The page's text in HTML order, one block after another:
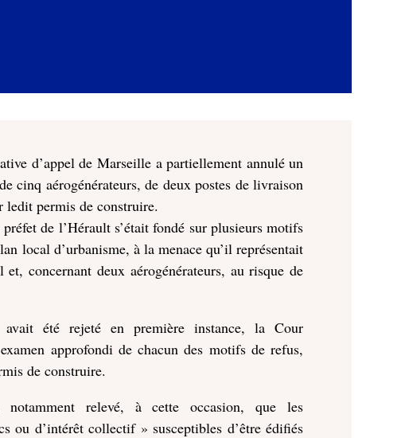
d’appel de Marseille a partiellement annulé un
cinq aérogénérateurs, de deux postes de livraison
ledit permis de construire.
de l’Hérault s’était fondé sur plusieurs motifs
local d’urbanisme, à la menace qu’il représentait
concernant deux aérogénérateurs, au risque de
été rejeté en première instance, la Cour
approfondi de chacun des motifs de refus,
de construire.
relevé, à cette occasion, que les
ou d’intérêt collectif » susceptibles d’être édifiés